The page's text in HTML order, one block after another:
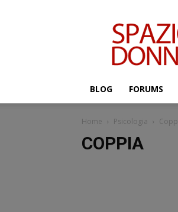
BLOG FORUMS
Home Psicologia
COPPIA